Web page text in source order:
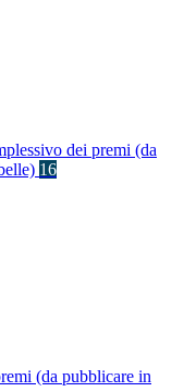
dei premi (da
16
(da pubblicare in